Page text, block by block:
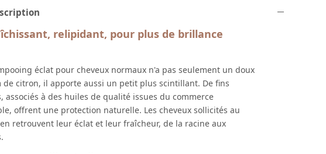
relipidant, pour plus de brillance
éclat pour cheveux normaux n'a pas seulement un doux
de citron, il apporte aussi un petit plus scintillant. De fins
associés à des huiles de qualité issues du commerce
offrent une protection naturelle. Les cheveux sollicités au
retrouvent leur éclat et leur fraîcheur, de la racine aux